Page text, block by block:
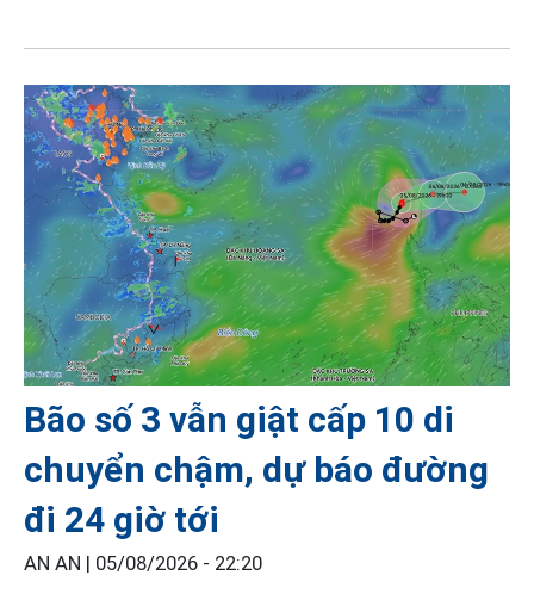
Bão số 3 vẫn giật cấp 10 di
chuyển chậm, dự báo đường
đi 24 giờ tới
AN AN | 05/08/2026 - 22:20